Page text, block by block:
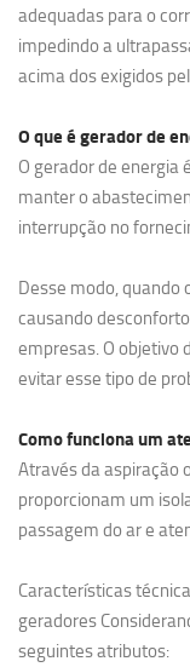
adequadas para o
impedindo a
acima dos exigidos
O que é gerador de
O gerador de energia
manter o
interrupção no
Desse modo, quando
causando
empresas. O objetivo
evitar esse tipo de
Como funciona um
Através da aspiração
proporcionam um
passagem do ar e
Características
geradores
seguintes atributos: